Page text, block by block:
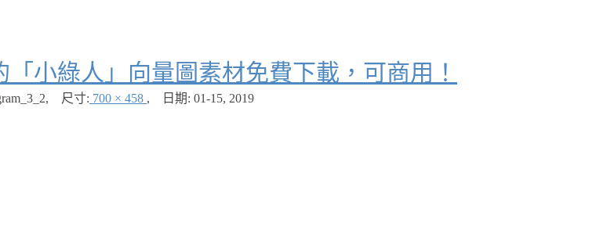
小綠人」向量圖素材免費下載，可商用！
, 尺寸: 700 × 458 , 日期: 01-15, 2019